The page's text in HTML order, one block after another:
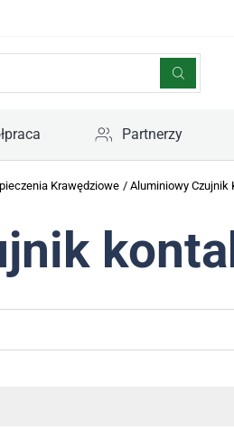
Partnerzy
Krawędziowe / Aluminiowy Czujnik